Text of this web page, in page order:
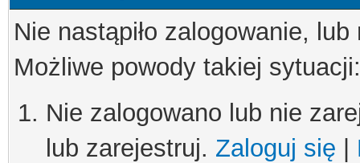
Nie nastąpiło zalogowanie,
Możliwe powody takiej sytuacji:
Nie zalogowano lub nie
lub zarejestruj. Zaloguj się